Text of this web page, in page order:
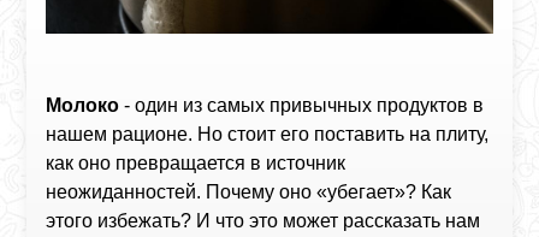
Молоко - один из самых привычных продуктов в
нашем рационе. Но стоит его поставить на плиту,
как оно превращается в источник
неожиданностей. Почему оно «убегает»? Как
этого избежать? И что это может рассказать нам